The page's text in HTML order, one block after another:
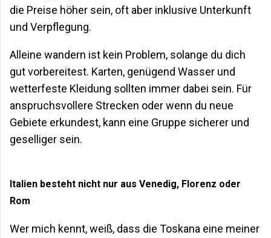
die Preise höher sein, oft aber inklusive Unterkunft
und Verpflegung.
Alleine wandern ist kein Problem, solange du dich
gut vorbereitest. Karten, genügend Wasser und
wetterfeste Kleidung sollten immer dabei sein. Für
anspruchsvollere Strecken oder wenn du neue
Gebiete erkundest, kann eine Gruppe sicherer und
geselliger sein.
Italien besteht nicht nur aus Venedig, Florenz oder
Rom
Wer mich kennt, weiß, dass die Toskana eine meiner